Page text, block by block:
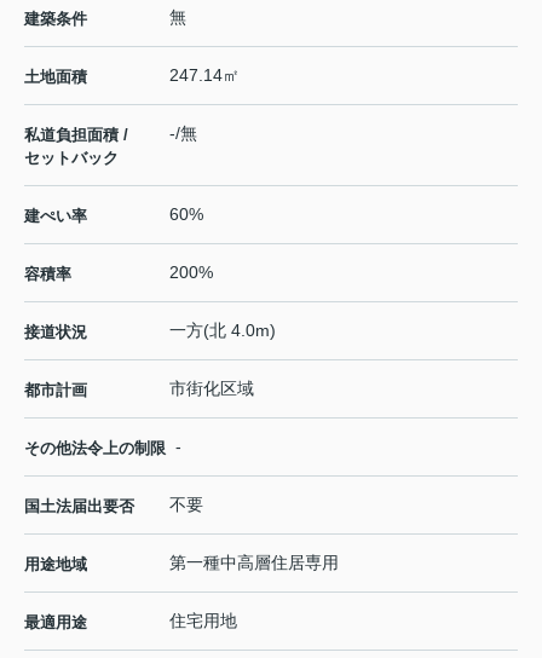
建築条件 無
土地面積 247.14㎡
私道負担面積 /
セットバック
-/無
建ぺい率 60%
容積率 200%
接道状況 一方(北 4.0m)
都市計画 市街化区域
その他法令上の制限 -
国土法届出要否 不要
用途地域 第一種中高層住居専用
最適用途 住宅用地